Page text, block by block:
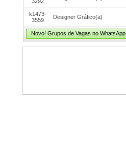
k1473-
3559
Designer Gráfico(a)
Novo! Grupos de Vagas no WhatsApp